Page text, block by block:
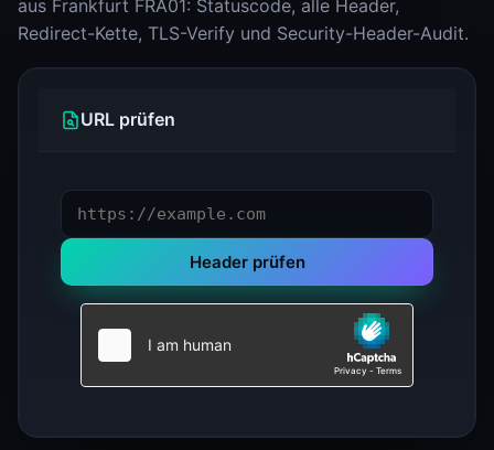
aus Frankfurt FRA01: Statuscode, alle Header,
Redirect-Kette, TLS-Verify und Security-Header-Audit.
URL prüfen
Header prüfen